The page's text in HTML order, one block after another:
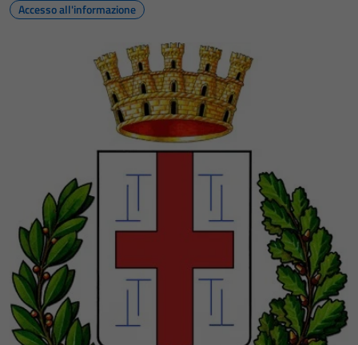
Accesso all'informazione